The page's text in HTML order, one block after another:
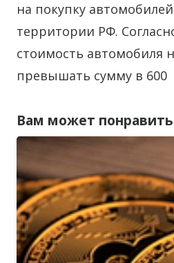
на покупку
территории РФ.
стоимость автомобиля
превышать сумму в 600
Вам может